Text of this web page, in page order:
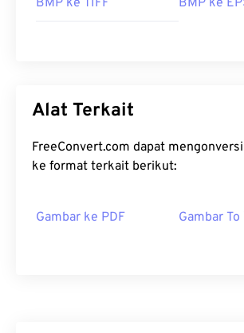
BMP ke TIFF BMP ke
Alat Terkait
FreeConvert.com dapat
ke format terkait berikut:
Gambar ke PDF Gambar To